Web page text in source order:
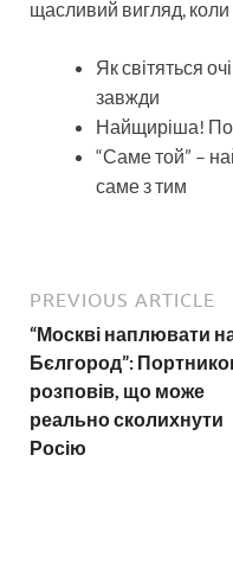
щасливий вигляд,
Як світяться
завжди
Найщиріша!
“Саме той” –
саме з тим
PREVIOUS ARTICLE
“Москві наплювати
Бєлгород”:
розповів, що може
реально сколихнути
Росію